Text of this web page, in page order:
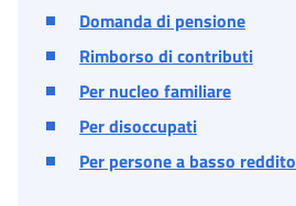
Domanda di pensione
Rimborso di contributi
Per nucleo familiare
Per disoccupati
Per persone a basso reddito